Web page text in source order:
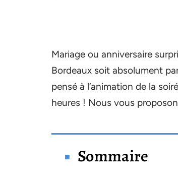
Mariage ou anniversaire
Bordeaux soit absolument
pensé à l’animation de la
heures ! Nous vous
Sommaire